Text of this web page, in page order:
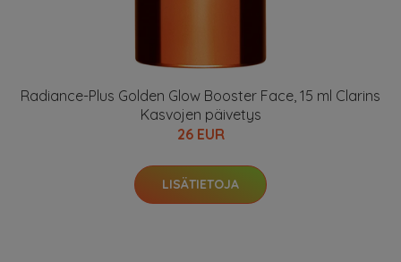
Radiance-Plus Golden Glow Booster Face, 15 ml Clarins
Kasvojen päivetys
26 EUR
LISÄTIETOJA